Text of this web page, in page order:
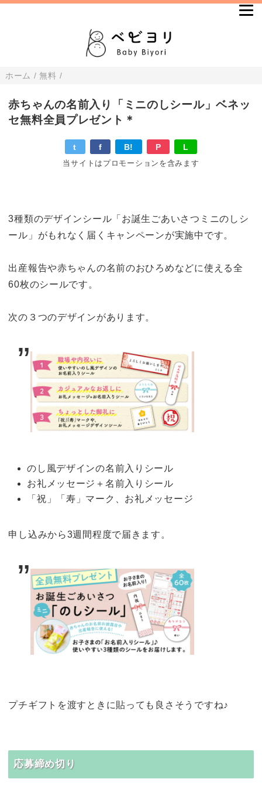
ホーム /無料 /
赤ちゃんの名前入り「ミニのしシール」ベネッ
セ無料全員プレゼント＊
t f B! P L
当サイトはプロモーションを含みます
3種類のデザインシール「お誕生ごあいさつミニのしシ
ール」がもれなく届くキャンペーンが実施中です。
出産報告や赤ちゃんの名前のおひろめなどに使える全
60枚のシールです。
次の３つのデザインがあります。
のし風デザインの名前入りシール
お礼メッセージ＋名前入りシール
「祝」「寿」マーク、お礼メッセージ
申し込みから3週間程度で届きます。
プチギフトを渡すときに貼っても良さそうですね♪
応募締め切り